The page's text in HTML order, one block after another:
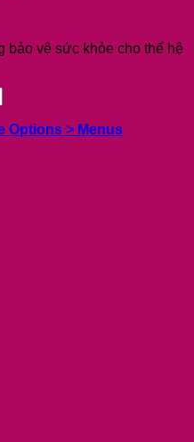
bảo vệ sức khỏe cho thế hệ
Options > Menus